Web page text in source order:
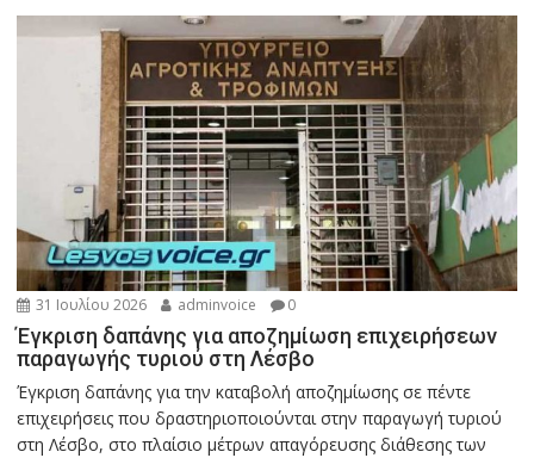
31 Ιουλίου 2026 adminvoice 0
Έγκριση δαπάνης για αποζημίωση επιχειρήσεων
παραγωγής τυριού στη Λέσβο
Έγκριση δαπάνης για την καταβολή αποζημίωσης σε πέντε
επιχειρήσεις που δραστηριοποιούνται στην παραγωγή τυριού
στη Λέσβο, στο πλαίσιο μέτρων απαγόρευσης διάθεσης των